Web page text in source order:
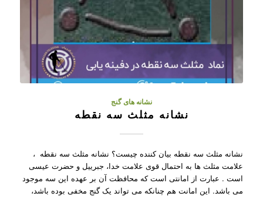
نشانه های گنج
نشانه مثلث سه نقطه
نشانه مثلث سه نقطه بیان کننده چیست؟ نشانه مثلث سه نقطه ،
علامت مثلث ها به احتمال قوی علامت خدا، جبرییل و حضرت عیسی
است . عبارت از امانتی است که محافظت آن بر عهده این سه موجود
می باشد. این امانت هم چنانکه می تواند یک گنج مخفی بوده باشد،